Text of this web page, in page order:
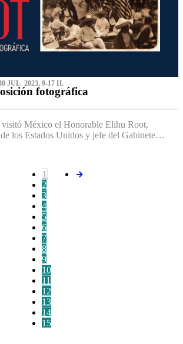
JUL 2023, 9-17 H.
fotográfica
México el Honorable Elihu Root,
los Estados Unidos y jefe del Gabinete…
1
2
3
4
5
6
7
8
9
10
11
12
13
14
15